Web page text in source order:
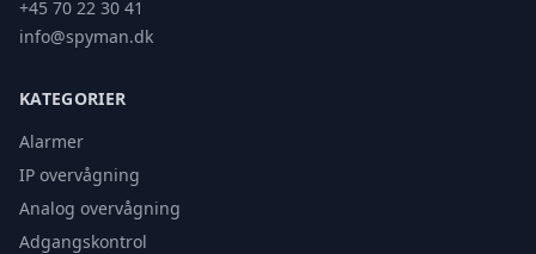
+45 70 22 30 41
info@spyman.dk
KATEGORIER
Alarmer
IP overvågning
Analog overvågning
Adgangskontrol